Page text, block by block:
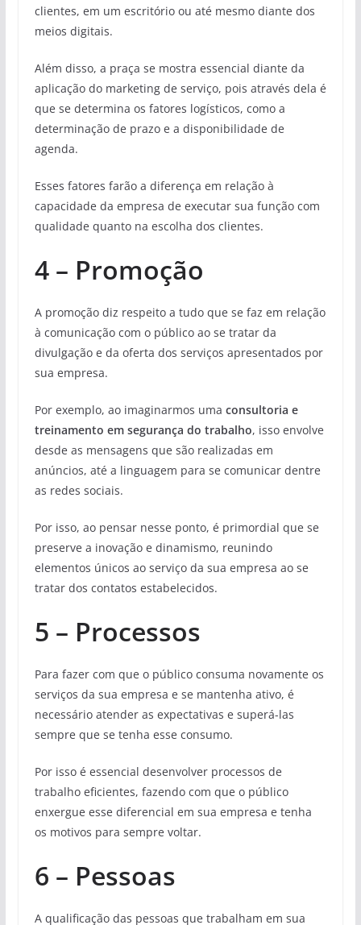
clientes, em um escritório ou até mesmo diante dos
meios digitais.
Além disso, a praça se mostra essencial diante da
aplicação do marketing de serviço, pois através dela é
que se determina os fatores logísticos, como a
determinação de prazo e a disponibilidade de
agenda.
Esses fatores farão a diferença em relação à
capacidade da empresa de executar sua função com
qualidade quanto na escolha dos clientes.
4 – Promoção
A promoção diz respeito a tudo que se faz em relação
à comunicação com o público ao se tratar da
divulgação e da oferta dos serviços apresentados por
sua empresa.
Por exemplo, ao imaginarmos uma consultoria e
treinamento em segurança do trabalho, isso envolve
desde as mensagens que são realizadas em
anúncios, até a linguagem para se comunicar dentre
as redes sociais.
Por isso, ao pensar nesse ponto, é primordial que se
preserve a inovação e dinamismo, reunindo
elementos únicos ao serviço da sua empresa ao se
tratar dos contatos estabelecidos.
5 – Processos
Para fazer com que o público consuma novamente os
serviços da sua empresa e se mantenha ativo, é
necessário atender as expectativas e superá-las
sempre que se tenha esse consumo.
Por isso é essencial desenvolver processos de
trabalho eficientes, fazendo com que o público
enxergue esse diferencial em sua empresa e tenha
os motivos para sempre voltar.
6 – Pessoas
A qualificação das pessoas que trabalham em sua